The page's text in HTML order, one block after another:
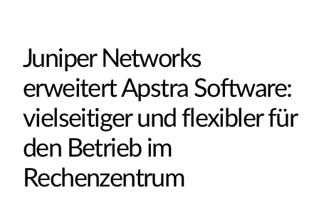
Juniper Networks
erweitert Apstra Software:
vielseitiger und flexibler für
den Betrieb im
Rechenzentrum